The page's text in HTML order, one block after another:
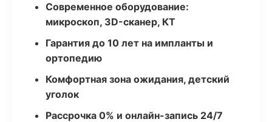
Современное оборудование:
микроскоп, 3D-сканер, КТ
Гарантия до 10 лет на импланты и
ортопедию
Комфортная зона ожидания, детский
уголок
Рассрочка 0% и онлайн-запись 24/7